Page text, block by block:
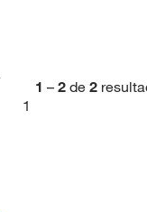
1 – 2 de 2
1